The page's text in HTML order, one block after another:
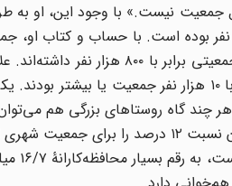
تمرکز دارند، در ایران، جمعیت شهری بیشتر از ۱۲ درصد کل جمعیت
نتیجه می‌گیرد که جمعیت ایران در سال ۱۹۱۰ در حدود ۱۰ میلیون نفر بوده
سال ۱۹۱۰ حداقل ۲ میلیون نفر بوده است؛ بدین معنا که ۸۰ شهر
برخی از به اصطلاح روستاهای مورد اشارۀ سوبوتسینسکی واقعاً شهرهای کوچکی با ۱۰
چند گاه روستاهای بزرگی هم
(در نزدیکی یزد) که نزدیک به ۱۰ هزار نفر مرد و زن در آن زندگی می‌کنند.» اگر